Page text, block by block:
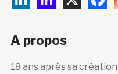
A propos
18 ans après sa